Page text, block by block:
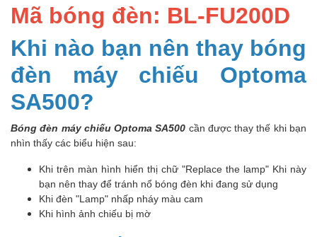
Mã bóng đèn: BL-FU200D
Khi nào bạn nên thay bóng
đèn máy chiếu Optoma
SA500?
Bóng đèn máy chiếu Optoma SA500 cần được thay thế khi bạn
nhìn thấy các biểu hiện sau:
Khi trên màn hình hiển thị chữ "Replace the lamp" Khi này
bạn nên thay để tránh nổ bóng đèn khi đang sử dụng
Khi đèn "Lamp" nhấp nháy màu cam
Khi hình ảnh chiếu bị mờ